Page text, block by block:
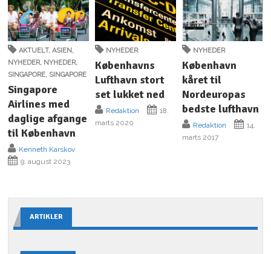
AKTUELT,ASIEN
NYHEDER, NYHEDER,
SINGAPORE SINGAPORE
Singapore
Airlines med
daglige afgange
til København
Kenneth Karskov
9. august 2023
NYHEDER
Københavns
Lufthavn stort
set lukket ned
Redaktion
18.
marts 2020
NYHEDER
København
kåret til
Nordeuropas
bedste lufthavn
Redaktion
14.
marts 2017
ARTIKLER